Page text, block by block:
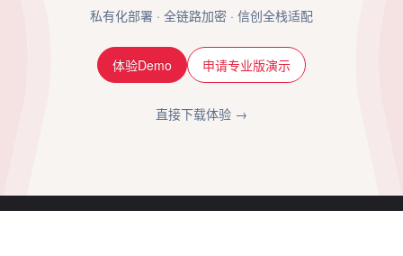
私有化部署 · 全链路加密 · 信创全栈适配
体验Demo 申请专业版演示
直接下载体验 →